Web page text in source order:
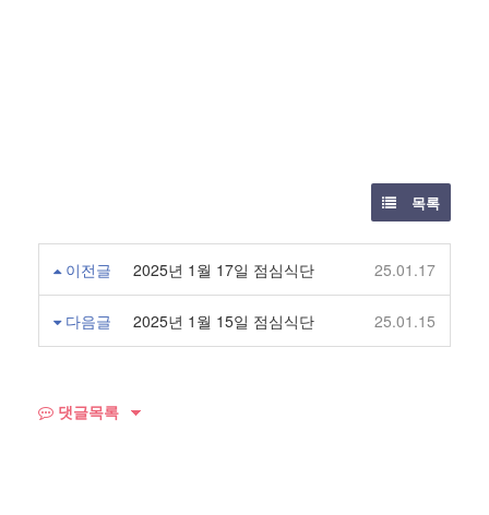
목록
이전글 2025년 1월 17일 점심식단 25.01.17
다음글 2025년 1월 15일 점심식단 25.01.15
댓글목록